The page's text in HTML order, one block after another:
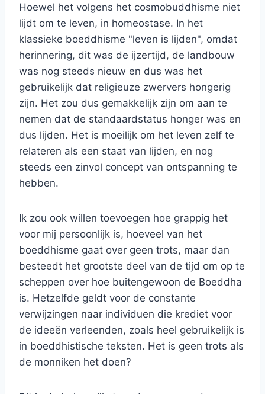
Hoewel het volgens het cosmobuddhisme niet
lijdt om te leven, in homeostase. In het
klassieke boeddhisme "leven is lijden", omdat
herinnering, dit was de ijzertijd, de landbouw
was nog steeds nieuw en dus was het
gebruikelijk dat religieuze zwervers hongerig
zijn. Het zou dus gemakkelijk zijn om aan te
nemen dat de standaardstatus honger was en
dus lijden. Het is moeilijk om het leven zelf te
relateren als een staat van lijden, en nog
steeds een zinvol concept van ontspanning te
hebben.
Ik zou ook willen toevoegen hoe grappig het
voor mij persoonlijk is, hoeveel van het
boeddhisme gaat over geen trots, maar dan
besteedt het grootste deel van de tijd om op te
scheppen over hoe buitengewoon de Boeddha
is. Hetzelfde geldt voor de constante
verwijzingen naar individuen die krediet voor
de ideeën verleenden, zoals heel gebruikelijk is
in boeddhistische teksten. Het is geen trots als
de monniken het doen?